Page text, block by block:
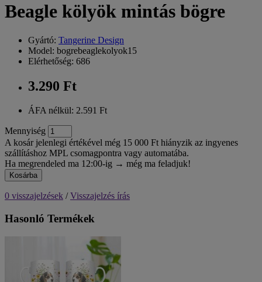
Beagle kölyök mintás bögre
Gyártó: Tangerine Design
Model: bogrebeaglekolyok15
Elérhetőség: 686
3.290 Ft
ÁFA nélkül: 2.591 Ft
Mennyiség
A kosár jelenlegi értékével még 15 000 Ft hiányzik az ingyenes
szállításhoz MPL csomagpontra vagy automatába.
Ha megrendeled ma 12:00-ig → még ma feladjuk!
Kosárba
0 visszajelzések /Visszajelzés írás
Hasonló Termékek